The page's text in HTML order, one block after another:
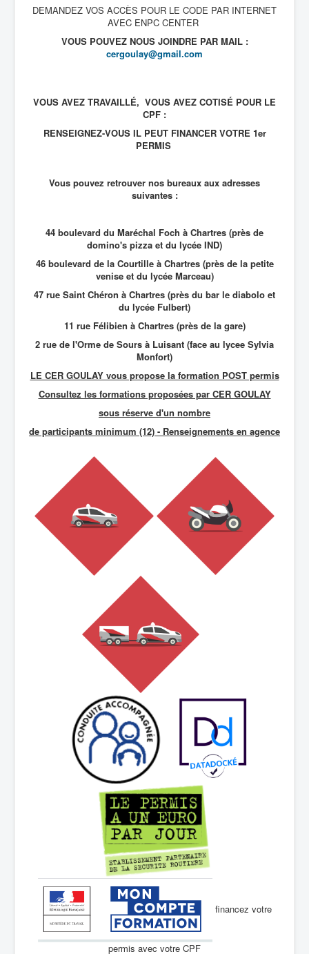
DEMANDEZ VOS ACCÈS POUR LE CODE PAR INTERNET
AVEC ENPC CENTER
VOUS POUVEZ NOUS JOINDRE PAR MAIL :
cergoulay@gmail.com
VOUS AVEZ TRAVAILLÉ, VOUS AVEZ COTISÉ POUR LE
CPF :
RENSEIGNEZ-VOUS IL PEUT FINANCER VOTRE 1er
PERMIS
Vous pouvez retrouver nos bureaux aux adresses
suivantes :
44 boulevard du Maréchal Foch à Chartres (près de
domino's pizza et du lycée IND)
46 boulevard de la Courtille à Chartres (près de la petite
venise et du lycée Marceau)
47 rue Saint Chéron à Chartres (près du bar le diabolo et
du lycée Fulbert)
11 rue Félibien à Chartres (près de la gare)
2 rue de l'Orme de Sours à Luisant (face au lycee Sylvia
Monfort)
LE CER GOULAY vous propose la formation POST permis
Consultez les formations proposées par CER GOULAY
sous réserve d'un nombre
de participants minimum (12) - Renseignements en agence
financez votre
permis avec votre CPF